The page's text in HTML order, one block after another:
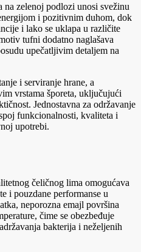
na zelenoj podlozi unosi svežinu
i pozitivnim duhom, dok
i lako se uklapa u različite
tufni dodatno naglašava
upečatljivim detaljem na
i serviranje hrane, a
vrstama šporeta, uključujući
Jednostavna za održavanje
funkcionalnosti, kvaliteta i
upotrebi.
čeličnog lima omogućava
i pouzdane performanse u
neporozna emajl površina
čime se obezbeđuje
bakterija i neželjenih